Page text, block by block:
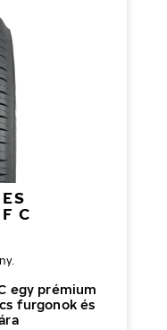
C
egy prémium
furgonok és